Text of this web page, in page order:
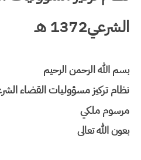
الشرعي1372 هـ
بسم الله الرحمن الرحيم
نظام تركيز مسؤوليات القضاء الشرعي
مرسوم ملكي
بعون الله تعالى